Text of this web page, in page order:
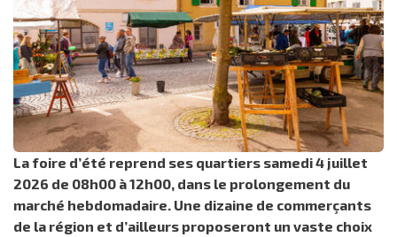
La foire d’été reprend ses quartiers samedi 4 juillet
2026 de 08h00 à 12h00, dans le prolongement du
marché hebdomadaire. Une dizaine de commerçants
de la région et d’ailleurs proposeront un vaste choix